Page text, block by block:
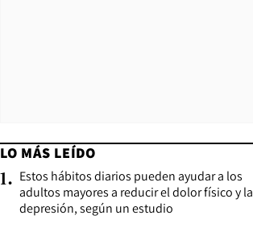
LO MÁS LEÍDO
1. Estos hábitos diarios pueden ayudar a los
adultos mayores a reducir el dolor físico y la
depresión, según un estudio